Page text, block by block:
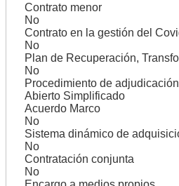
Contrato menor
No
Contrato en la gestión del
No
Plan de Recuperación,
No
Procedimiento de adjudicación
Abierto Simplificado
Acuerdo Marco
No
Sistema dinámico de
No
Contratación conjunta
No